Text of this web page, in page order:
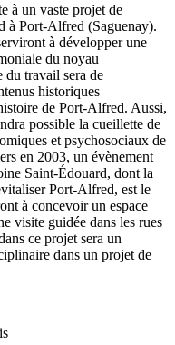
à un vaste projet de
à Port-Alfred (Saguenay).
à développer une
du noyau
travail sera de
historiques
de Port-Alfred. Aussi,
possible la cueillette de
et psychosociaux de
en 2003, un évènement
Saint-Édouard, dont la
Port-Alfred, est le
à concevoir un espace
visite guidée dans les rues
ce projet sera un
dans un projet de